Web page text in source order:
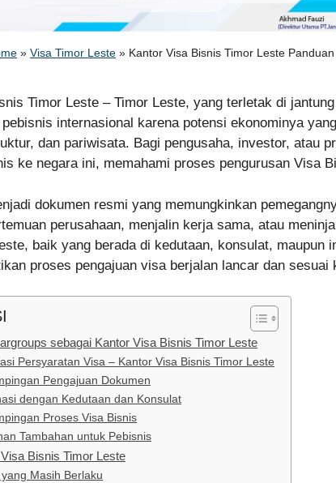
» Visa Timor Leste » Kantor Visa Bisnis Timor Leste
Timor Leste – Timor Leste, yang terletak di
internasional karena potensi ekonominya
dan pariwisata. Bagi pengusaha, investor, atau
ke negara ini, memahami proses pengurusan Visa
dokumen resmi yang memungkinkan
perusahaan, menjalin kerja sama, atau
baik yang berada di kedutaan, konsulat, maupun
proses pengajuan visa berjalan lancar dan sesuai
sebagai Kantor Visa Bisnis Timor Leste
Persyaratan Visa – Kantor Visa Bisnis Timor Leste
Pengajuan Dokumen
dengan Kedutaan dan Konsulat
Proses Visa Bisnis
Tambahan untuk Pebisnis
Bisnis Timor Leste
Masih Berlaku